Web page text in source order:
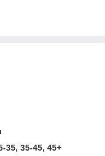
35, 35-45, 45+